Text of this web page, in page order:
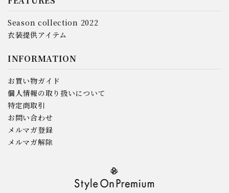
Season collection 2022
衣装提供アイテム
INFORMATION
お買い物ガイド
個人情報の取り扱いについて
特定商取引
お問い合わせ
メルマガ登録
メルマガ解除